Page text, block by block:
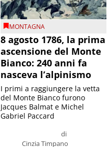
MONTAGNA
8 agosto 1786, la prima
ascensione del Monte
Bianco: 240 anni fa
nasceva l’alpinismo
di
Cinzia Timpano
I primi a raggiungere la vetta
del Monte Bianco furono
Jacques Balmat e Michel
Gabriel Paccard